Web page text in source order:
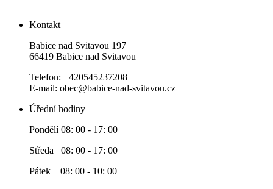
Kontakt
Babice nad Svitavou 197
66419 Babice nad Svitavou
Telefon: +420545237208
E-mail: obec@babice-nad-svitavou.cz
Úřední hodiny
Pondělí 08: 00 - 17: 00
Středa 08: 00 - 17: 00
Pátek 08: 00 - 10: 00